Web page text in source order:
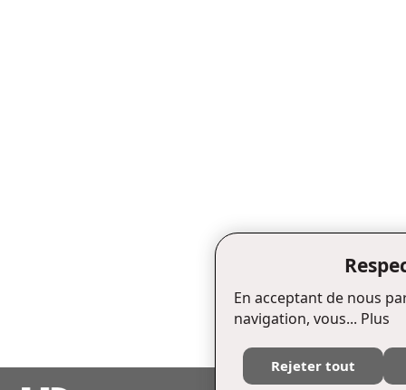
En acceptant de nous
navigation, vous... Plus
Rejeter tout